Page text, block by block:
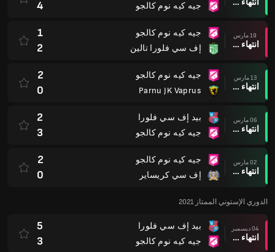
جيه كيه نوم كالجو 4
19 مارس
انتهاء وقت المباراة
جيه كيه نوم كالجو
إف سي فلورا تالين
1
2
13 مارس
انتهاء وقت المباراة
جيه كيه نوم كالجو
Parnu JK Vaprus
2
0
06 مارس
انتهاء وقت المباراة
بيد إف سي فلورا
جيه كيه نوم كالجو
2
3
02 مارس
انتهاء وقت المباراة
جيه كيه نوم كالجو
إف سي كريساير
2
0
الدوري الإستوني الممتاز 2021
04 ديسمبر
انتهاء وقت المباراة
بيد إف سي فلورا
جيه كيه نوم كالجو
5
3